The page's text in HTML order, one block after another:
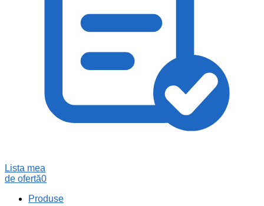
Lista mea
de ofertă0
Produse